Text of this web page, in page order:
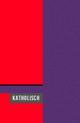
katholisch